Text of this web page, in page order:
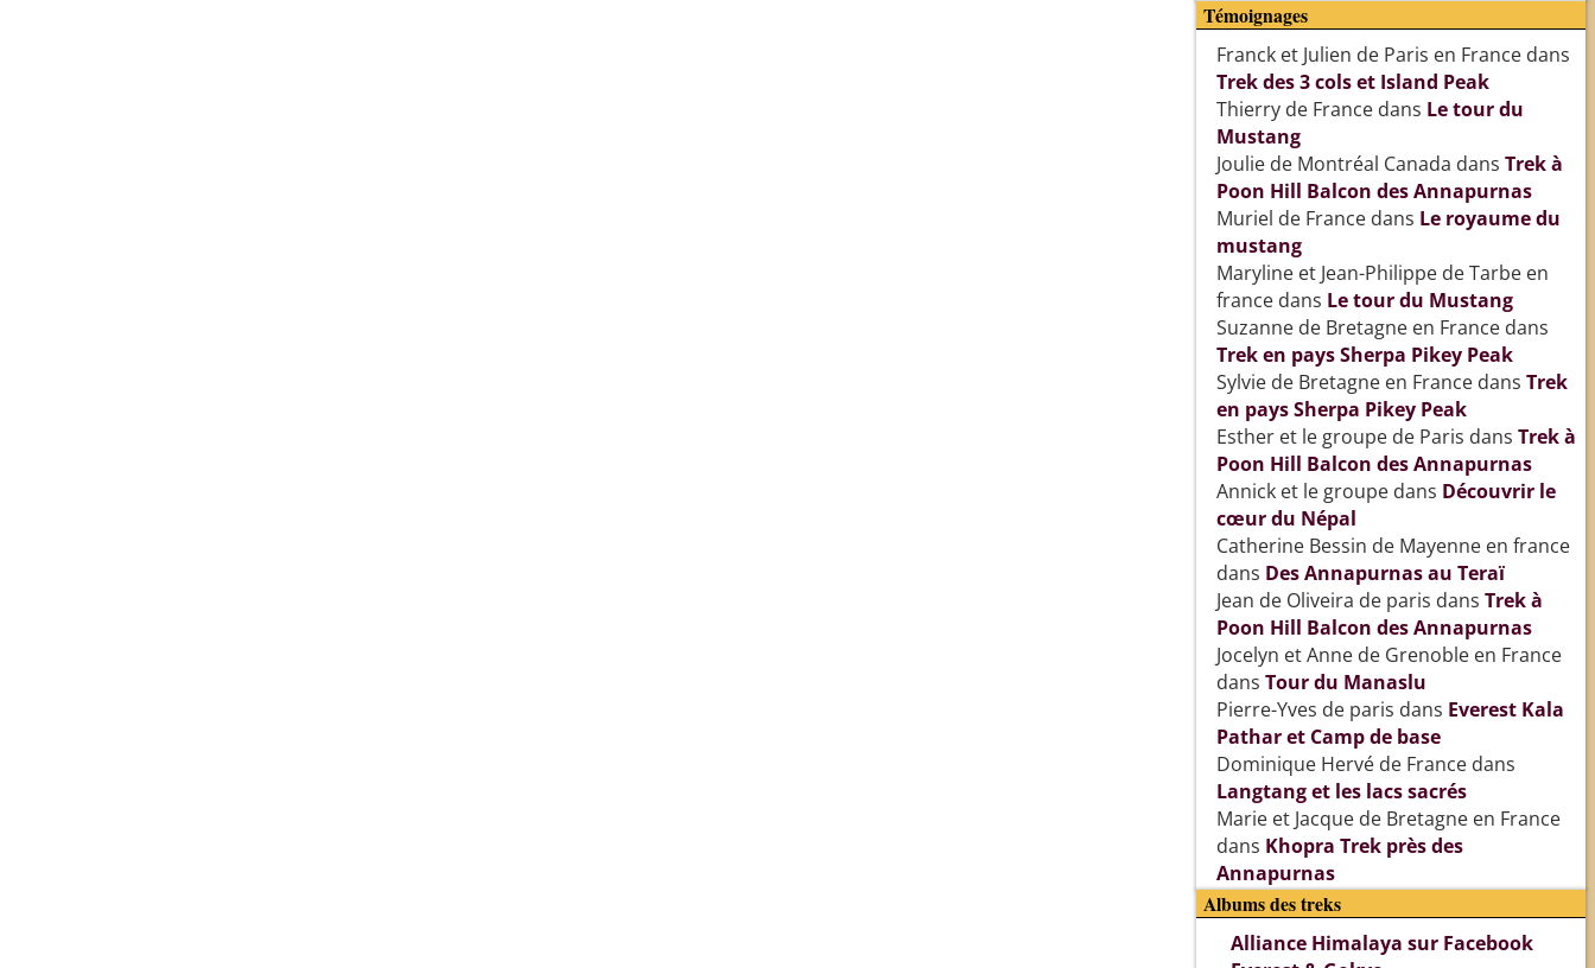
Témoignages
Franck et Julien de Paris en Francedans
Trek des 3 cols et Island Peak
Thierry de Francedans Le tour du
Mustang
Joulie de Montréal Canada dans Trek à
Poon Hill Balcon des Annapurnas
Muriel de Francedans Le royaume du
mustang
Maryline et Jean-Philippe de Tarbe en
francedans Le tour du Mustang
Suzanne de Bretagne en Francedans
Trek en pays Sherpa Pikey Peak
Sylvie de Bretagne en Francedans Trek
en pays Sherpa Pikey Peak
Esther et le groupe de Paris dans Trek à
Poon Hill Balcon des Annapurnas
Annick et le groupedans Découvrir le
cœur du Népal
Catherine Bessin de Mayenne en france
dans Des Annapurnas au Teraï
Jean de Oliveira de paris dans Trek à
Poon Hill Balcon des Annapurnas
Jocelyn et Anne de Grenoble en France
dans Tour du Manaslu
Pierre-Yves de paris dans Everest Kala
Pathar et Camp de base
Dominique Hervé de Francedans
Langtang et les lacs sacrés
Marie et Jacque de Bretagne en France
dans Khopra Trek près des
Annapurnas
Albums des treks
Alliance Himalaya sur Facebook